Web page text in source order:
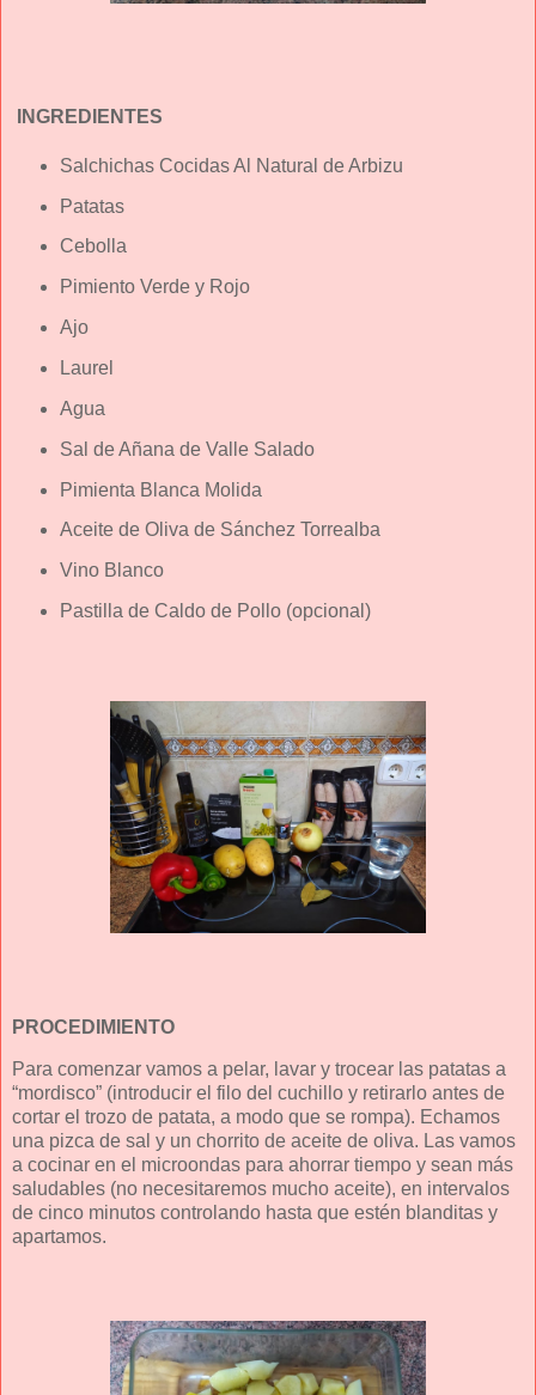
INGREDIENTES
Salchichas Cocidas Al Natural de Arbizu
Patatas
Cebolla
Pimiento Verde y Rojo
Ajo
Laurel
Agua
Sal de Añana de Valle Salado
Pimienta Blanca Molida
Aceite de Oliva de Sánchez Torrealba
Vino Blanco
Pastilla de Caldo de Pollo (opcional)
PROCEDIMIENTO
Para comenzar vamos a pelar, lavar y trocear las patatas a
“mordisco” (introducir el filo del cuchillo y retirarlo antes de
cortar el trozo de patata, a modo que se rompa). Echamos
una pizca de sal y un chorrito de aceite de oliva. Las vamos
a cocinar en el microondas para ahorrar tiempo y sean más
saludables (no necesitaremos mucho aceite), en intervalos
de cinco minutos controlando hasta que estén blanditas y
apartamos.